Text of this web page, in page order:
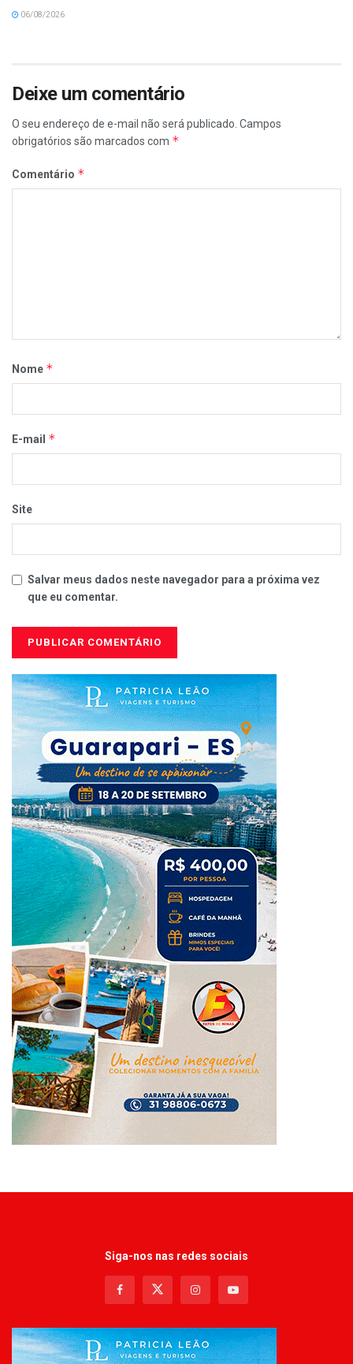
06/08/2026
Deixe um comentário
O seu endereço de e-mail não será publicado. Campos
obrigatórios são marcados com *
Comentário *
Nome *
E-mail *
Site
Salvar meus dados neste navegador para a próxima vez
que eu comentar.
Siga-nos nas redes sociais